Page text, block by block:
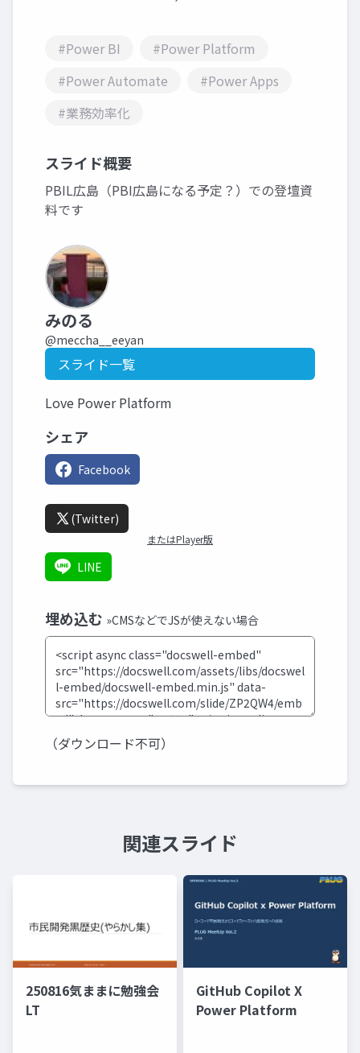
#Power BI
#Power Platform
#Power Automate
#Power Apps
#業務効率化
スライド概要
PBIL広島（PBI広島になる予定？）での登壇資
料です
みのる
@meccha__eeyan
スライド一覧
Love Power Platform
シェア
Facebook
(Twitter)
またはPlayer版
LINE
埋め込む »CMSなどでJSが使えない場合
（ダウンロード不可）
関連スライド
250816気ままに勉強会
LT
GitHub Copilot X
Power Platform